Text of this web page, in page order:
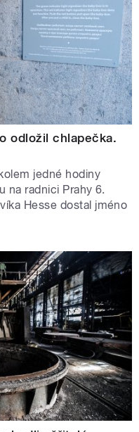
odložil chlapečka.
jedné hodiny
na radnici Prahy 6.
Hesse dostal jméno